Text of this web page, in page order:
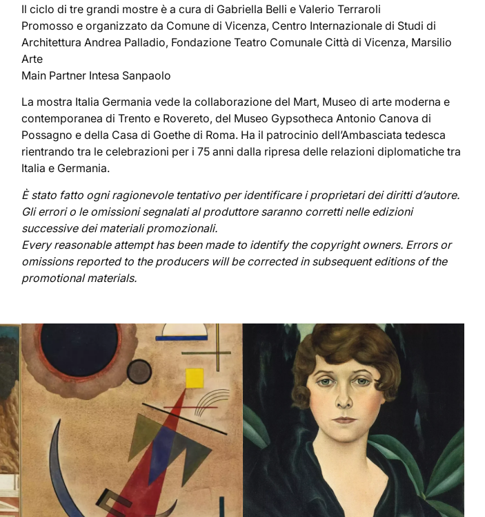
Il ciclo di tre grandi mostre è a cura di Gabriella Belli e Valerio Terraroli
Promosso e organizzato da Comune di Vicenza, Centro Internazionale di Studi di
Architettura Andrea Palladio, Fondazione Teatro Comunale Città di Vicenza, Marsilio
Arte
Main Partner Intesa Sanpaolo
La mostra Italia Germania vede la collaborazione del Mart, Museo di arte moderna e
contemporanea di Trento e Rovereto, del Museo Gypsotheca Antonio Canova di
Possagno e della Casa di Goethe di Roma. Ha il patrocinio dell’Ambasciata tedesca
rientrando tra le celebrazioni per i 75 anni dalla ripresa delle relazioni diplomatiche tra
Italia e Germania.
È stato fatto ogni ragionevole tentativo per identificare i proprietari dei diritti d’autore.
Gli errori o le omissioni segnalati al produttore saranno corretti nelle edizioni
successive dei materiali promozionali.
Every reasonable attempt has been made to identify the copyright owners. Errors or
omissions reported to the producers will be corrected in subsequent editions of the
promotional materials.